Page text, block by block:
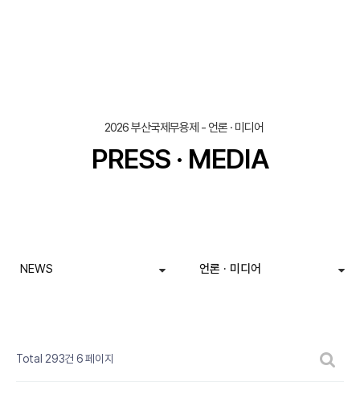
2026 부산국제무용제 - 언론 · 미디어
PRESS · MEDIA
NEWS 언론 · 미디어
Total 293건 6 페이지